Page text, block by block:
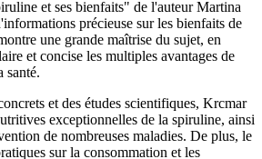
et ses bienfaits" de l'auteur Martina
précieuse sur les bienfaits de
une grande maîtrise du sujet, en
et concise les multiples avantages de
santé.
et des études scientifiques, Krcmar
exceptionnelles de la spiruline, ainsi
de nombreuses maladies. De plus, le
sur la consommation et les